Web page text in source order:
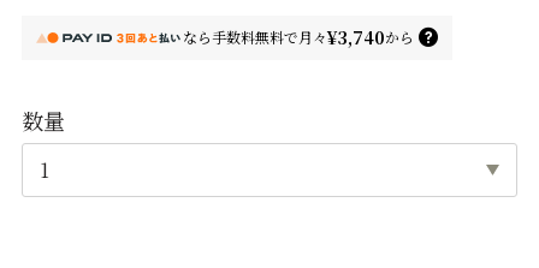
なら手数料無料で月々¥3,740から
数量